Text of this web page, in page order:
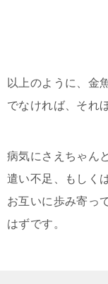
以上のように、金
でなければ、それ
病気にさえちゃん
遣い不足、もしく
お互いに歩み寄っ
はずです。